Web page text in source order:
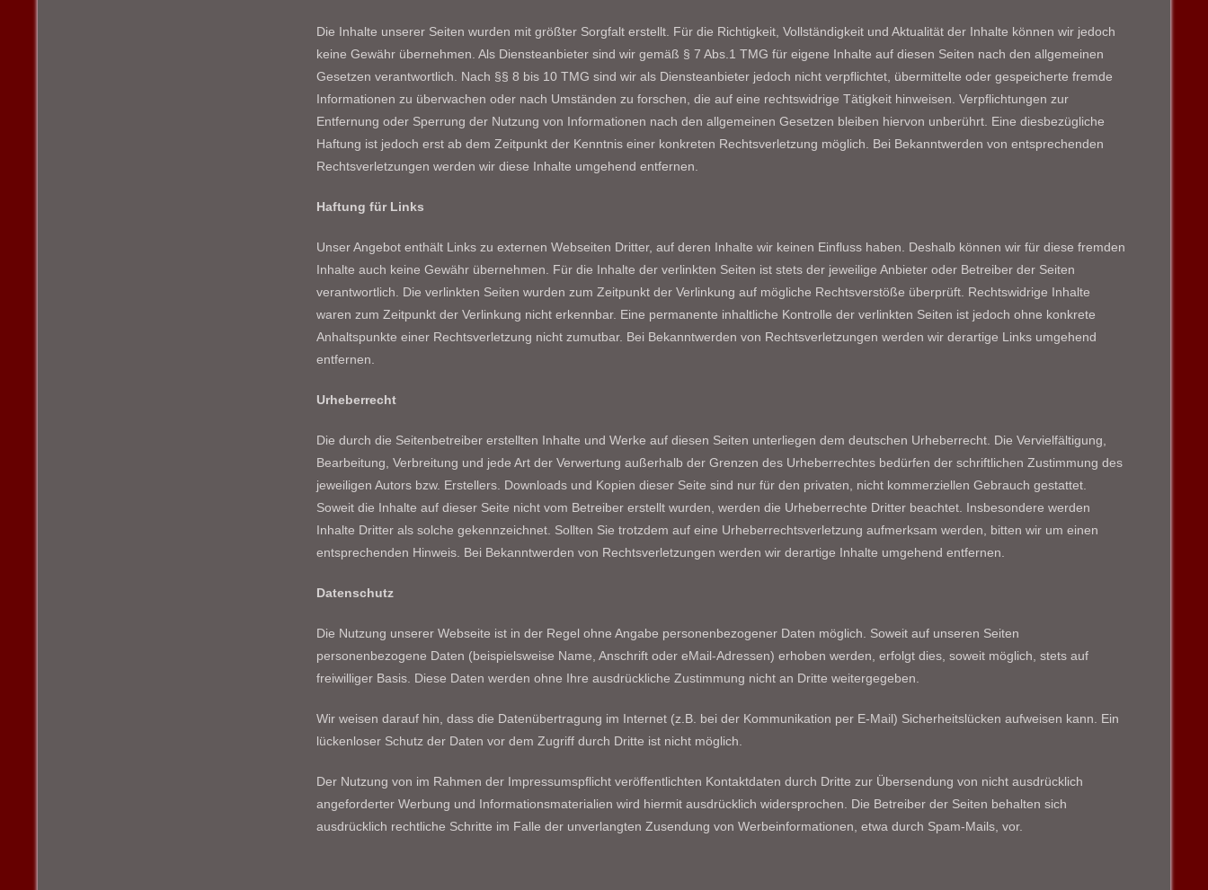
Die Inhalte unserer Seiten wurden mit größter Sorgfalt erstellt. Für die Richtigkeit, Vollständigkeit und Aktualität der Inhalte können wir jedoch
keine Gewähr übernehmen. Als Diensteanbieter sind wir gemäß § 7 Abs.1 TMG für eigene Inhalte auf diesen Seiten nach den allgemeinen
Gesetzen verantwortlich. Nach §§ 8 bis 10 TMG sind wir als Diensteanbieter jedoch nicht verpflichtet, übermittelte oder gespeicherte fremde
Informationen zu überwachen oder nach Umständen zu forschen, die auf eine rechtswidrige Tätigkeit hinweisen. Verpflichtungen zur
Entfernung oder Sperrung der Nutzung von Informationen nach den allgemeinen Gesetzen bleiben hiervon unberührt. Eine diesbezügliche
Haftung ist jedoch erst ab dem Zeitpunkt der Kenntnis einer konkreten Rechtsverletzung möglich. Bei Bekanntwerden von entsprechenden
Rechtsverletzungen werden wir diese Inhalte umgehend entfernen.
Haftung für Links
Unser Angebot enthält Links zu externen Webseiten Dritter, auf deren Inhalte wir keinen Einfluss haben. Deshalb können wir für diese fremden
Inhalte auch keine Gewähr übernehmen. Für die Inhalte der verlinkten Seiten ist stets der jeweilige Anbieter oder Betreiber der Seiten
verantwortlich. Die verlinkten Seiten wurden zum Zeitpunkt der Verlinkung auf mögliche Rechtsverstöße überprüft. Rechtswidrige Inhalte
waren zum Zeitpunkt der Verlinkung nicht erkennbar. Eine permanente inhaltliche Kontrolle der verlinkten Seiten ist jedoch ohne konkrete
Anhaltspunkte einer Rechtsverletzung nicht zumutbar. Bei Bekanntwerden von Rechtsverletzungen werden wir derartige Links umgehend
entfernen.
Urheberrecht
Die durch die Seitenbetreiber erstellten Inhalte und Werke auf diesen Seiten unterliegen dem deutschen Urheberrecht. Die Vervielfältigung,
Bearbeitung, Verbreitung und jede Art der Verwertung außerhalb der Grenzen des Urheberrechtes bedürfen der schriftlichen Zustimmung des
jeweiligen Autors bzw. Erstellers. Downloads und Kopien dieser Seite sind nur für den privaten, nicht kommerziellen Gebrauch gestattet.
Soweit die Inhalte auf dieser Seite nicht vom Betreiber erstellt wurden, werden die Urheberrechte Dritter beachtet. Insbesondere werden
Inhalte Dritter als solche gekennzeichnet. Sollten Sie trotzdem auf eine Urheberrechtsverletzung aufmerksam werden, bitten wir um einen
entsprechenden Hinweis. Bei Bekanntwerden von Rechtsverletzungen werden wir derartige Inhalte umgehend entfernen.
Datenschutz
Die Nutzung unserer Webseite ist in der Regel ohne Angabe personenbezogener Daten möglich. Soweit auf unseren Seiten
personenbezogene Daten (beispielsweise Name, Anschrift oder eMail-Adressen) erhoben werden, erfolgt dies, soweit möglich, stets auf
freiwilliger Basis. Diese Daten werden ohne Ihre ausdrückliche Zustimmung nicht an Dritte weitergegeben.
Wir weisen darauf hin, dass die Datenübertragung im Internet (z.B. bei der Kommunikation per E-Mail) Sicherheitslücken aufweisen kann. Ein
lückenloser Schutz der Daten vor dem Zugriff durch Dritte ist nicht möglich.
Der Nutzung von im Rahmen der Impressumspflicht veröffentlichten Kontaktdaten durch Dritte zur Übersendung von nicht ausdrücklich
angeforderter Werbung und Informationsmaterialien wird hiermit ausdrücklich widersprochen. Die Betreiber der Seiten behalten sich
ausdrücklich rechtliche Schritte im Falle der unverlangten Zusendung von Werbeinformationen, etwa durch Spam-Mails, vor.